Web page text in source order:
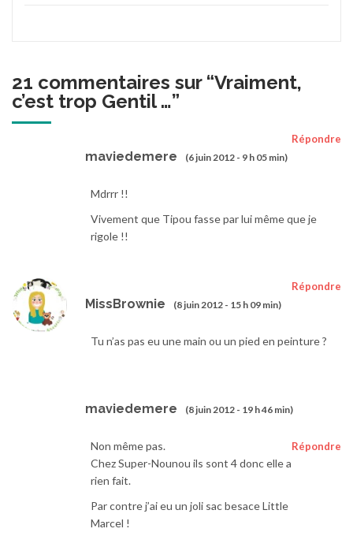
21 commentaires sur “Vraiment,
c’est trop Gentil …”
maviedemere (6 juin 2012 - 9 h 05 min)
Répondre
Mdrrr !!
Vivement que Tipou fasse par lui même que je
rigole !!
MissBrownie (8 juin 2012 - 15 h 09 min)
Répondre
Tu n’as pas eu une main ou un pied en peinture ?
maviedemere (8 juin 2012 - 19 h 46 min)
Répondre
Non même pas.
Chez Super-Nounou ils sont 4 donc elle a
rien fait.
Par contre j’ai eu un joli sac besace Little
Marcel !